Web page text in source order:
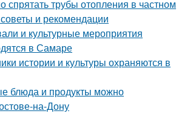
спрятать трубы отопления в частном
и рекомендации
и культурные мероприятия
в Самаре
истории и культуры охраняются в
блюда и продукты можно
на-Дону